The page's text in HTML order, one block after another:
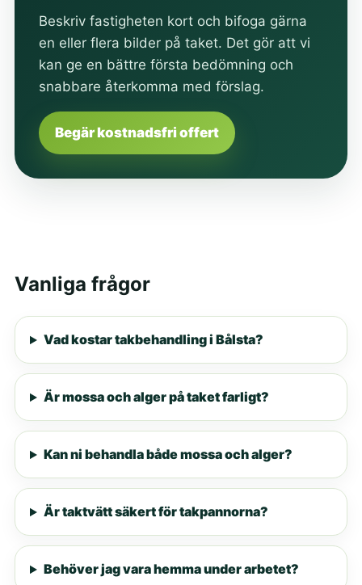
Beskriv fastigheten kort och bifoga gärna
en eller flera bilder på taket. Det gör att vi
kan ge en bättre första bedömning och
snabbare återkomma med förslag.
Begär kostnadsfri offert
Vanliga frågor
Vad kostar takbehandling i Bålsta?
Är mossa och alger på taket farligt?
Kan ni behandla både mossa och alger?
Är taktvätt säkert för takpannorna?
Behöver jag vara hemma under arbetet?